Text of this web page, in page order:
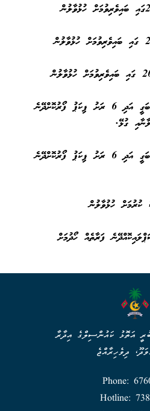
ދ އަތޮޅު ކައުންސިލަށް 5 ބަގީ އަދި 6 ރަށު ޕިކަޕު ފޯރުކޮށްދޭނެ
ގުޅޭ.
ދ އަތޮޅު ކައުންސިލަށް 5 ބަގީ އަދި 6 ރަށު ޕިކަޕު ފޯރުކޮށްދޭނެ
ހުޅުވާލުން
ފަރާތެއް ހޯދުމަށް
އަތޮޅު ކައުންސިލްގެ އިދާރާ
ދިވެހިރާއްޖެ
Phone:
Hotline: